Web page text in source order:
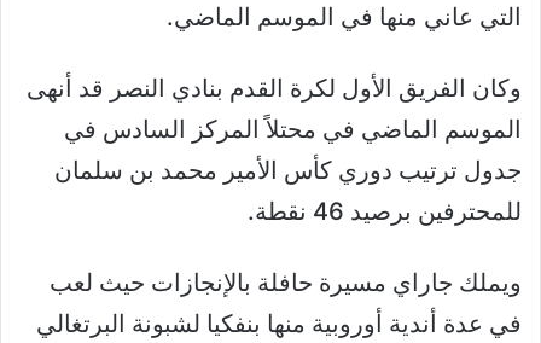
التي عاني منها في الموسم الماضي.
وكان الفريق الأول لكرة القدم بنادي النصر قد أنهى
الموسم الماضي في محتلاً المركز السادس في
جدول ترتيب دوري كأس الأمير محمد بن سلمان
للمحترفين برصيد 46 نقطة.
ويملك جاراي مسيرة حافلة بالإنجازات حيث لعب
في عدة أندية أوروبية منها بنفكيا لشبونة البرتغالي